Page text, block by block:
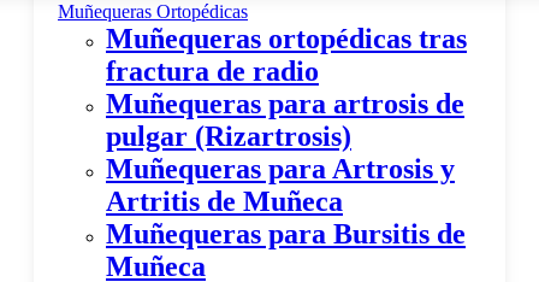
Muñequeras Ortopédicas
Muñequeras ortopédicas tras
fractura de radio
Muñequeras para artrosis de
pulgar (Rizartrosis)
Muñequeras para Artrosis y
Artritis de Muñeca
Muñequeras para Bursitis de
Muñeca